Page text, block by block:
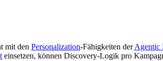
mit den Personalization-Fähigkeiten derAgentic
einsetzen, können Discovery-Logik pro